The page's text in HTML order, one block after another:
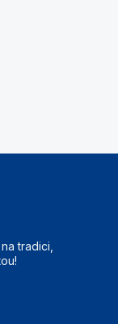
tradici,